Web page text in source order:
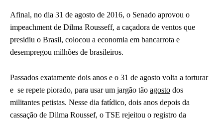
Afinal, no dia 31 de agosto de 2016, o Senado aprovou o
impeachment de Dilma Rousseff, a caçadora de ventos que
presidiu o Brasil, colocou a economia em bancarrota e
desempregou milhões de brasileiros.
Passados exatamente dois anos e o 31 de agosto volta a torturar
e se repete piorado, para usar um jargão tão agosto dos
militantes petistas. Nesse dia fatídico, dois anos depois da
cassação de Dilma Roussef, o TSE rejeitou o registro da